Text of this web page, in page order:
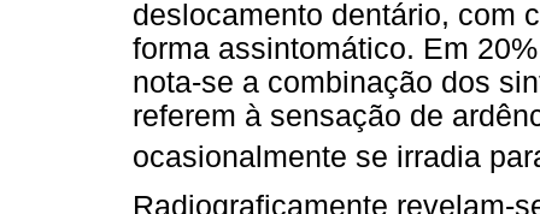
deslocamento dentário, com
forma assintomático. Em
nota-se a combinação dos
referem à sensação de
ocasionalmente se irradia
Radiograficamente revelam-